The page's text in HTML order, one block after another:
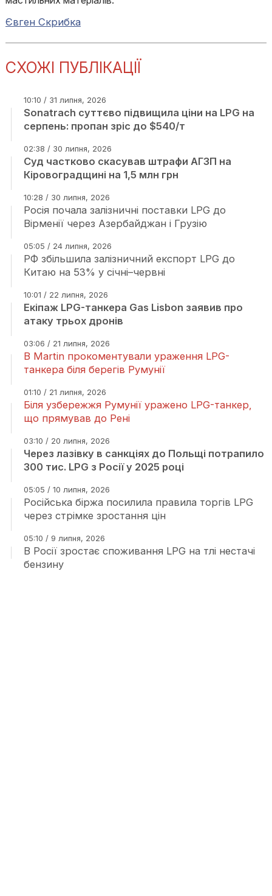
Євген Скрибка
СХОЖІ ПУБЛІКАЦІЇ
10:10 / 31 липня, 2026
Sonatrach суттєво підвищила ціни на LPG на
серпень: пропан зріс до $540/т
02:38 / 30 липня, 2026
Суд частково скасував штрафи АГЗП на
Кіровоградщині на 1,5 млн грн
10:28 / 30 липня, 2026
Росія почала залізничні поставки LPG до
Вірменії через Азербайджан і Грузію
05:05 / 24 липня, 2026
РФ збільшила залізничний експорт LPG до
Китаю на 53% у січні–червні
10:01 / 22 липня, 2026
Екіпаж LPG-танкера Gas Lisbon заявив про
атаку трьох дронів
03:06 / 21 липня, 2026
В Martin прокоментували ураження LPG-
танкера біля берегів Румунії
01:10 / 21 липня, 2026
Біля узбережжя Румунії уражено LPG-танкер,
що прямував до Рені
03:10 / 20 липня, 2026
Через лазівку в санкціях до Польщі потрапило
300 тис. LPG з Росії у 2025 році
05:05 / 10 липня, 2026
Російська біржа посилила правила торгів LPG
через стрімке зростання цін
05:10 / 9 липня, 2026
В Росії зростає споживання LPG на тлі нестачі
бензину